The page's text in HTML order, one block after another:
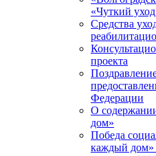
«Чуткий
Средства
проекта
Федерации
О
дом»
Победа
каждый